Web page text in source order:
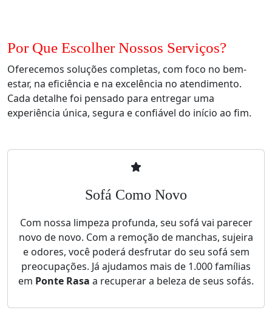
Por Que Escolher Nossos Serviços?
Oferecemos soluções completas, com foco no bem-
estar, na eficiência e na excelência no atendimento.
Cada detalhe foi pensado para entregar uma
experiência única, segura e confiável do início ao fim.
Sofá Como Novo
Com nossa limpeza profunda, seu sofá vai parecer
novo de novo. Com a remoção de manchas, sujeira
e odores, você poderá desfrutar do seu sofá sem
preocupações. Já ajudamos mais de 1.000 famílias
em Ponte Rasa a recuperar a beleza de seus sofás.